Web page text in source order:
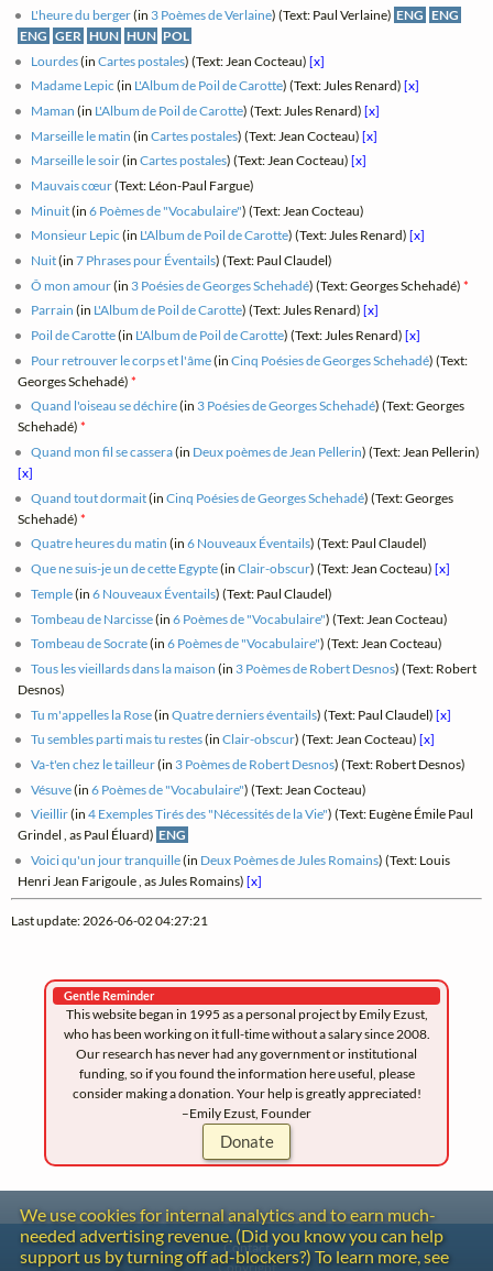
L'heure du berger(in 3 Poèmes de Verlaine) (Text: Paul Verlaine) ENG ENG
ENG GER HUN HUN POL
Lourdes(inCartes postales) (Text: Jean Cocteau)[x]
Madame Lepic (in L'Album de Poil de Carotte) (Text: Jules Renard)[x]
Maman (in L'Album de Poil de Carotte) (Text: Jules Renard)[x]
Marseille le matin (inCartes postales) (Text: Jean Cocteau)[x]
Marseille le soir(inCartes postales) (Text: Jean Cocteau)[x]
Mauvais cœur(Text: Léon-Paul Fargue)
Minuit(in6 Poèmes de "Vocabulaire") (Text: Jean Cocteau)
Monsieur Lepic (in L'Album de Poil de Carotte) (Text: Jules Renard)[x]
Nuit(in7 Phrases pour Éventails) (Text: Paul Claudel)
Ô mon amour(in 3 Poésies de Georges Schehadé) (Text: Georges Schehadé)*
Parrain (in L'Album de Poil de Carotte) (Text: Jules Renard)[x]
Poil de Carotte(in L'Album de Poil de Carotte) (Text: Jules Renard)[x]
Pour retrouver le corps et l'âme(inCinq Poésies de Georges Schehadé) (Text:
Georges Schehadé)*
Quand l'oiseau se déchire(in 3 Poésies de Georges Schehadé) (Text: Georges
Schehadé)*
Quand mon fil se cassera(in Deux poèmes de Jean Pellerin) (Text: Jean Pellerin)
[x]
Quand tout dormait(inCinq Poésies de Georges Schehadé) (Text: Georges
Schehadé)*
Quatre heures du matin (in6 Nouveaux Éventails) (Text: Paul Claudel)
Que ne suis-je un de cette Egypte(inClair-obscur) (Text: Jean Cocteau)[x]
Temple(in6 Nouveaux Éventails) (Text: Paul Claudel)
Tombeau de Narcisse(in6 Poèmes de "Vocabulaire") (Text: Jean Cocteau)
Tombeau de Socrate(in6 Poèmes de "Vocabulaire") (Text: Jean Cocteau)
Tous les vieillards dans la maison (in 3 Poèmes de Robert Desnos) (Text: Robert
Desnos)
Tu m'appelles la Rose(inQuatre derniers éventails) (Text: Paul Claudel)[x]
Tu sembles parti mais tu restes(inClair-obscur) (Text: Jean Cocteau)[x]
Va-t'en chez le tailleur(in 3 Poèmes de Robert Desnos) (Text: Robert Desnos)
Vésuve(in6 Poèmes de "Vocabulaire") (Text: Jean Cocteau)
Vieillir(in4 Exemples Tirés des "Nécessités de la Vie") (Text: Eugène Émile Paul
Grindel , as Paul Éluard) ENG
Voici qu'un jour tranquille(in Deux Poèmes de Jules Romains) (Text: Louis
Henri Jean Farigoule , as Jules Romains)[x]
Last update: 2026-06-02 04:27:21
Gentle Reminder
This website began in 1995 as a personal project by Emily Ezust,
who has been working on it full-time without a salary since 2008.
Our research has never had any government or institutional
funding, so if you found the information here useful, please
consider making a donation. Your help is greatly appreciated!
–Emily Ezust, Founder
Donate
We use cookies for internal analytics and to earn much-
needed advertising revenue. (Did you know you can help
support us by turning off ad-blockers?) To learn more, see
Contact
Copyright